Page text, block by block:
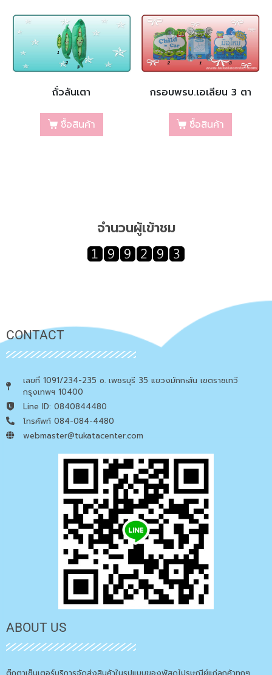
ถั่วลันเตา
ซื้อสินค้า
กรอบพรบ.เอเลียน 3 ตา
ซื้อสินค้า
จำนวนผู้เข้าชม
CONTACT
เลขที่ 1091/234-235 ซ. เพชรบุรี 35 แขวงมักกะสัน เขตราชเทวี
กรุงเทพฯ 10400
Line ID: 0840844480
โทรศัพท์ 084-084-4480
webmaster@tukatacenter.com
ABOUT US